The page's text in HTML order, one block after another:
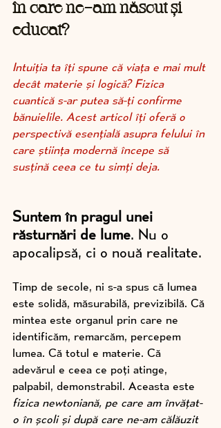
în care ne-am născut și
educat?
Intuiția ta îți spune că viața e mai mult
decât materie și logică? Fizica
cuantică s-ar putea să-ți confirme
bănuielile. Acest articol îți oferă o
perspectivă esențială asupra felului în
care știința modernă începe să
susțină ceea ce tu simți deja.
Suntem în pragul unei
răsturnări de lume. Nu o
apocalipsă, ci o nouă realitate.
Timp de secole, ni s-a spus că lumea
este solidă, măsurabilă, previzibilă. Că
mintea este organul prin care ne
identificăm, remarcăm, percepem
lumea. Că totul e materie. Că
adevărul e ceea ce poți atinge,
palpabil, demonstrabil. Aceasta este
fizica newtoniană, pe care am învățat-
o în școli și după care ne-am călăuzit